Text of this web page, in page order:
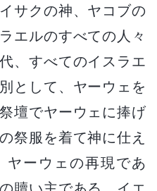
サクの神、ヤコブの
エルのすべての人々
、すべてのイスラエ
として、ヤーウェを
壇でヤーウェに捧げ
祭服を着て神に仕え
ヤーウェの再現であ